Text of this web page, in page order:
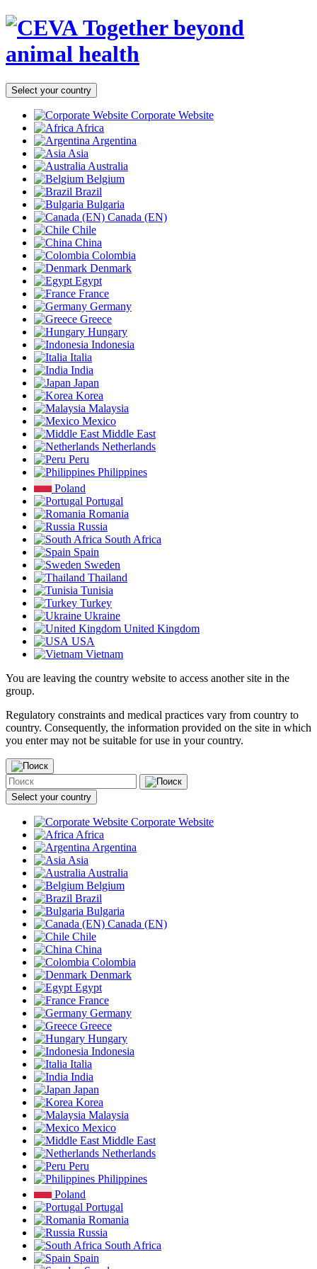
Together beyond
animal health
Select your country
Corporate Website
Africa
Argentina
Asia
Australia
Belgium
Brazil
Bulgaria
Canada (EN)
Chile
China
Colombia
Denmark
Egypt
France
Germany
Greece
Hungary
Indonesia
Italia
India
Japan
Korea
Malaysia
Mexico
Middle East
Netherlands
Peru
Philippines
Poland
Portugal
Romania
Russia
South Africa
Spain
Sweden
Thailand
Tunisia
Turkey
Ukraine
United Kingdom
USA
Vietnam
You are leaving the country website to access another site in the
group.
Regulatory constraints and medical practices vary from country to
country. Consequently, the information provided on the site in which
you enter may not be suitable for use in your country.
Select your country
Corporate Website
Africa
Argentina
Asia
Australia
Belgium
Brazil
Bulgaria
Canada (EN)
Chile
China
Colombia
Denmark
Egypt
France
Germany
Greece
Hungary
Indonesia
Italia
India
Japan
Korea
Malaysia
Mexico
Middle East
Netherlands
Peru
Philippines
Poland
Portugal
Romania
Russia
South Africa
Spain